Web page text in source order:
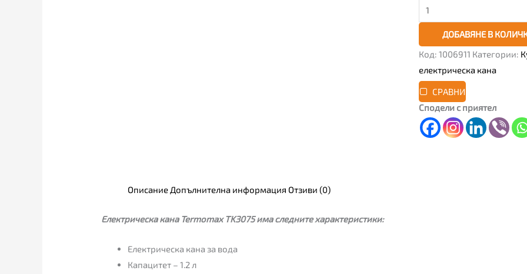
ДОБАВЯНЕ В
Код: 1006911 Категории:
електрическа кана
СРАВНИ
Сподели с приятел
Описание Допълнителна информация Отзиви (0)
Електрическа кана Termomax TK3075 има следните характеристики:
Електрическа кана за вода
Капацитет – 1.2 л